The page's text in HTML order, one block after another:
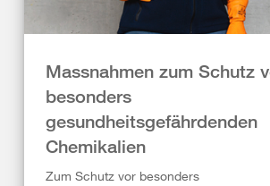
Massnahmen zum Schutz
besonders
gesundheitsgefährdenden
Chemikalien
Zum Schutz vor besonders